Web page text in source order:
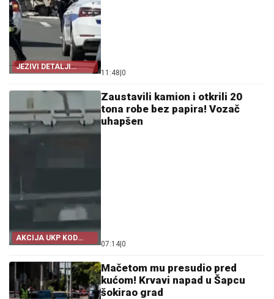
JEZIVI DETALJI
TRAGEDIJE
11:48 0
AKCIJA UKP KOD
ŠAPCA
Zaustavili kamion i otkrili 20
tona robe bez papira! Vozač
uhapšen
07:14 0
Mačetom mu presudio pred
kućom! Krvavi napad u Šapcu
šokirao grad